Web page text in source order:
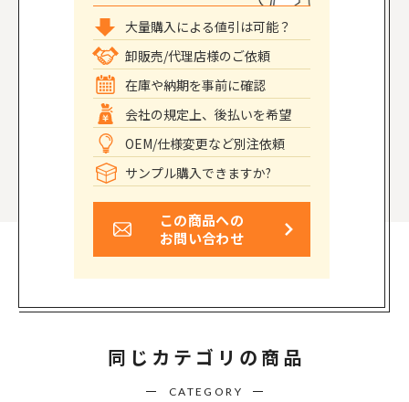
大量購入による値引は可能？
卸販売/代理店様のご依頼
在庫や納期を事前に確認
会社の規定上、後払いを希望
OEM/仕様変更など別注依頼
サンプル購入できますか?
この商品への
お問い合わせ
同じカテゴリの商品
CATEGORY